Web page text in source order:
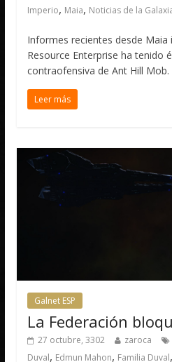
Imperio, Maia, Noticias de la
Informes recientes desde Maia
Resource Enterprise ha tenido
contraofensiva de Ant Hill Mob.
Leer más
Galnet ESP
La Federación
27 octubre, 3302 zaroca
Duval, Edmun Mahon, Familia Duval,